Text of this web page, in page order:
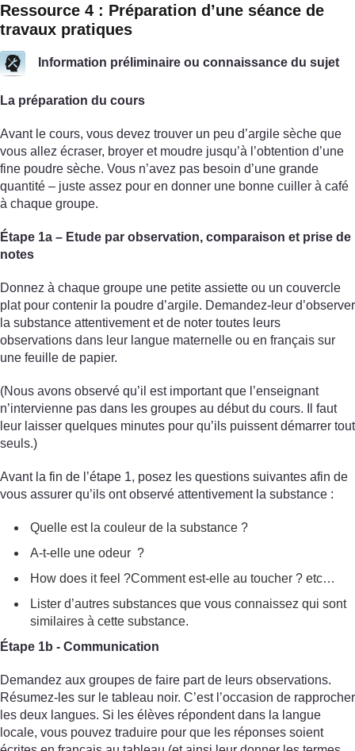
Ressource 4 : Préparation d’une séance de
travaux pratiques
Information préliminaire ou connaissance du sujet
La préparation du cours
Avant le cours, vous devez trouver un peu d’argile sèche que
vous allez écraser, broyer et moudre jusqu’à l’obtention d’une
fine poudre sèche. Vous n’avez pas besoin d’une grande
quantité – juste assez pour en donner une bonne cuiller à café
à chaque groupe.
Étape 1a – Etude par observation, comparaison et prise de
notes
Donnez à chaque groupe une petite assiette ou un couvercle
plat pour contenir la poudre d’argile. Demandez-leur d’observer
la substance attentivement et de noter toutes leurs
observations dans leur langue maternelle ou en français sur
une feuille de papier.
(Nous avons observé qu’il est important que l’enseignant
n’intervienne pas dans les groupes au début du cours. Il faut
leur laisser quelques minutes pour qu’ils puissent démarrer tout
seuls.)
Avant la fin de l’étape 1, posez les questions suivantes afin de
vous assurer qu’ils ont observé attentivement la substance :
Quelle est la couleur de la substance ?
A-t-elle une odeur ?
How does it feel ?Comment est-elle au toucher ? etc…
Lister d’autres substances que vous connaissez qui sont
similaires à cette substance.
Étape 1b - Communication
Demandez aux groupes de faire part de leurs observations.
Résumez-les sur le tableau noir. C’est l’occasion de rapprocher
les deux langues. Si les élèves répondent dans la langue
locale, vous pouvez traduire pour que les réponses soient